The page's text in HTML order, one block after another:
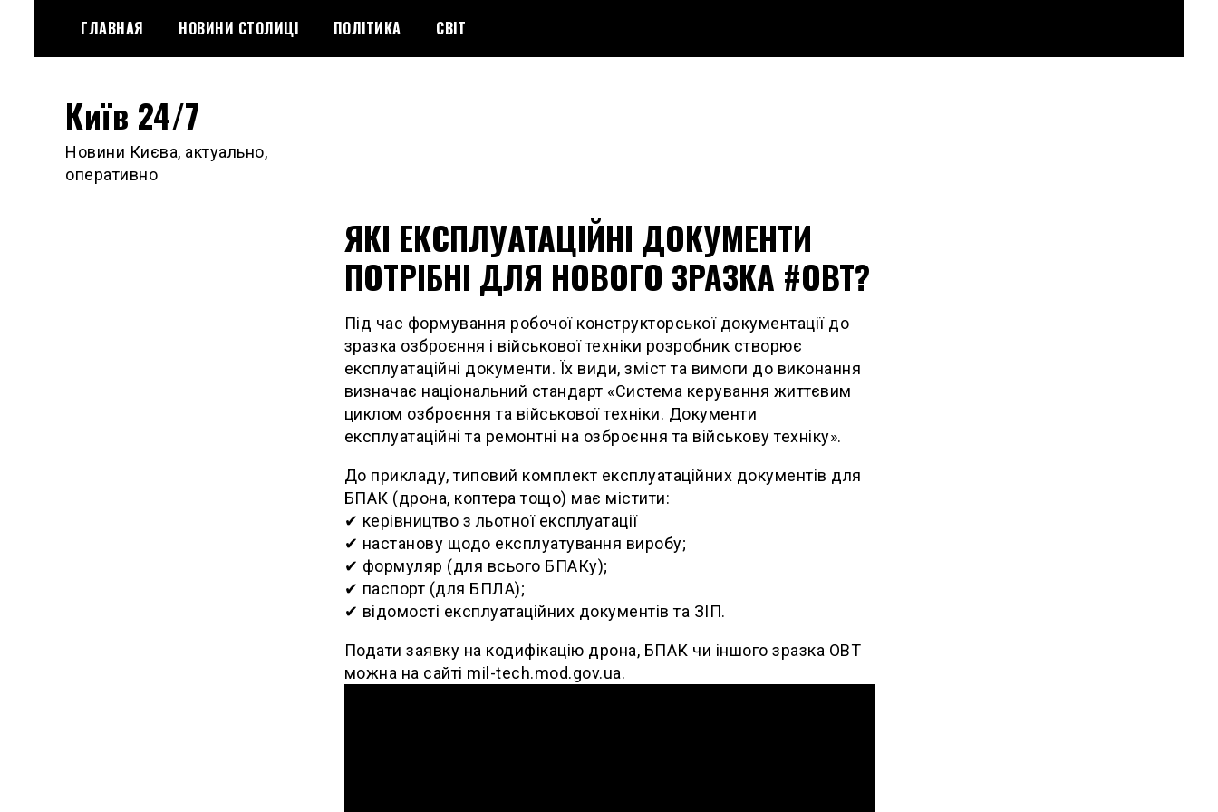
content
ГЛАВНАЯ НОВИНИ СТОЛИЦІ ПОЛІТИКА СВІТ
Київ 24/7
Новини Києва, актуально,
оперативно
ЯКІ ЕКСПЛУАТАЦІЙНІ ДОКУМЕНТИ
ПОТРІБНІ ДЛЯ НОВОГО ЗРАЗКА #ОВТ?
Під час формування робочої конструкторської документації до
зразка озброєння і військової техніки розробник створює
експлуатаційні документи. Їх види, зміст та вимоги до виконання
визначає національний стандарт «Система керування життєвим
циклом озброєння та військової техніки. Документи
експлуатаційні та ремонтні на озброєння та військову техніку».
До прикладу, типовий комплект експлуатаційних документів для
БПАК (дрона, коптера тощо) має містити:
✔︎ керівництво з льотної експлуатації
✔︎ настанову щодо експлуатування виробу;
✔︎ формуляр (для всього БПАКу);
✔︎ паспорт (для БПЛА);
✔︎ відомості експлуатаційних документів та ЗІП.
Подати заявку на кодифікацію дрона, БПАК чи іншого зразка ОВТ
можна на сайті mil-tech.mod.gov.ua.